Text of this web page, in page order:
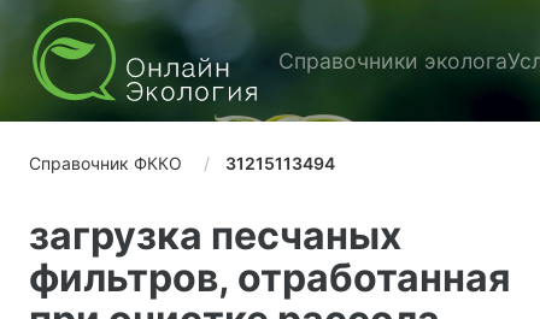
Справочники эколога
Справочник ФККО 31215113494
загрузка песчаных
фильтров, отработанная